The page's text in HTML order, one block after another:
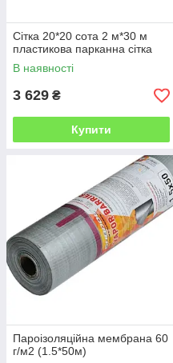
Сітка 20*20 сота 2 м*30 м
пластикова парканна сітка
В наявності
3 629 ₴
Купити
Пароізоляційна мембрана 60
г/м2 (1.5*50м)